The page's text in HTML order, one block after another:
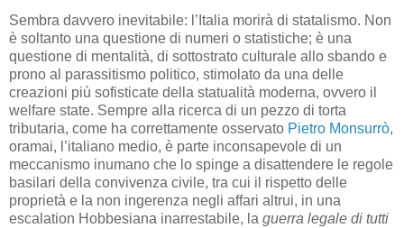
Sembra davvero inevitabile: l’Italia morirà di statalismo. Non
è soltanto una questione di numeri o statistiche; è una
questione di mentalità, di sottostrato culturale allo sbando e
prono al parassitismo politico, stimolato da una delle
creazioni più sofisticate della statualità moderna, ovvero il
welfare state. Sempre alla ricerca di un pezzo di torta
tributaria, come ha correttamente osservato Pietro Monsurrò,
oramai, l’italiano medio, è parte inconsapevole di un
meccanismo inumano che lo spinge a disattendere le regole
basilari della convivenza civile, tra cui il rispetto delle
proprietà e la non ingerenza negli affari altrui, in una
escalation Hobbesiana inarrestabile, la guerra legale di tutti